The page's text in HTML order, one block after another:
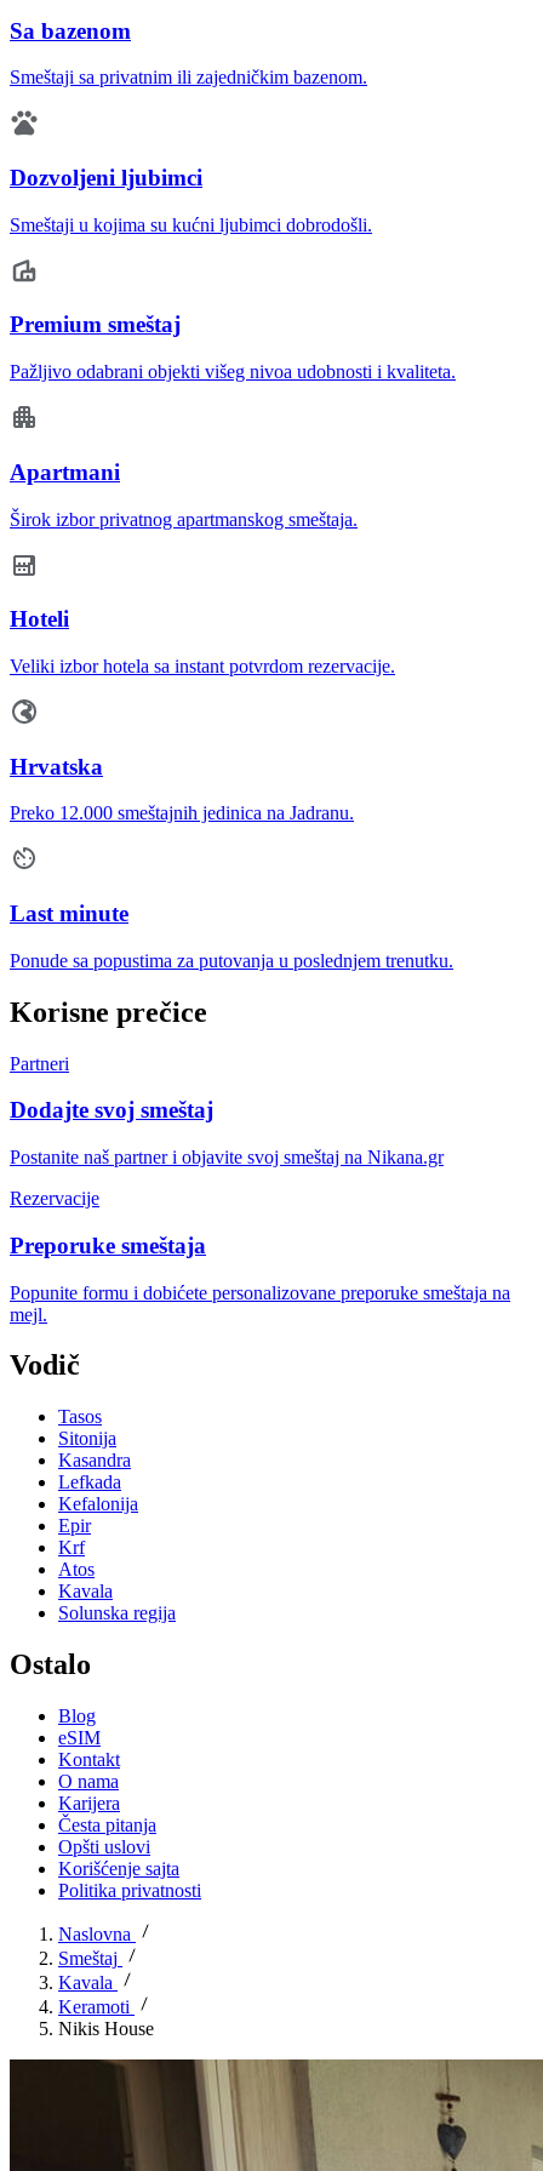
Sa bazenom
Smeštaji sa privatnim ili zajedničkim bazenom.
Dozvoljeni ljubimci
Smeštaji u kojima su kućni ljubimci dobrodošli.
Premium smeštaj
Pažljivo odabrani objekti višeg nivoa udobnosti i kvaliteta.
Apartmani
Širok izbor privatnog apartmanskog smeštaja.
Hoteli
Veliki izbor hotela sa instant potvrdom rezervacije.
Hrvatska
Preko 12.000 smeštajnih jedinica na Jadranu.
Last minute
Ponude sa popustima za putovanja u poslednjem trenutku.
Korisne prečice
Partneri
Dodajte svoj smeštaj
Postanite naš partner i objavite svoj smeštaj na Nikana.gr
Rezervacije
Preporuke smeštaja
Popunite formu i dobićete personalizovane preporuke smeštaja na
mejl.
Vodič
Tasos
Sitonija
Kasandra
Lefkada
Kefalonija
Epir
Krf
Atos
Kavala
Solunska regija
Ostalo
Blog
eSIM
Kontakt
O nama
Karijera
Česta pitanja
Opšti uslovi
Korišćenje sajta
Politika privatnosti
Naslovna
Smeštaj
Kavala
Keramoti
Nikis House